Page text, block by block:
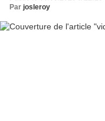
Par josleroy